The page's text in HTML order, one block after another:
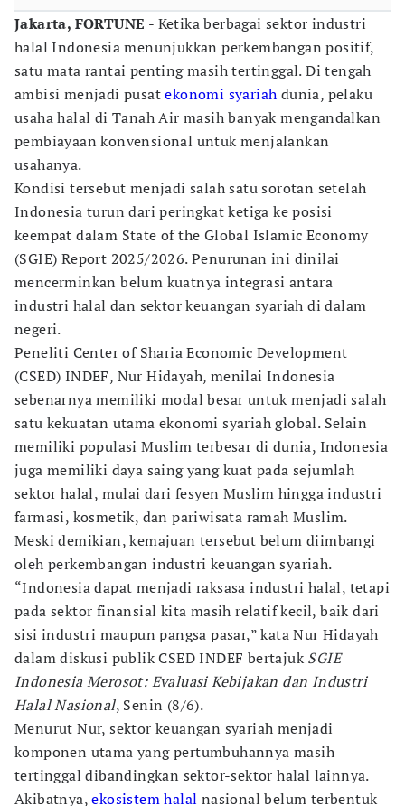
Jakarta, FORTUNE - Ketika berbagai sektor industri
halal Indonesia menunjukkan perkembangan positif,
satu mata rantai penting masih tertinggal. Di tengah
ambisi menjadi pusatekonomi syariah dunia, pelaku
usaha halal di Tanah Air masih banyak mengandalkan
pembiayaan konvensional untuk menjalankan
usahanya.
Kondisi tersebut menjadi salah satu sorotan setelah
Indonesia turun dari peringkat ketiga ke posisi
keempat dalam State of the Global Islamic Economy
(SGIE) Report 2025/2026. Penurunan ini dinilai
mencerminkan belum kuatnya integrasi antara
industri halal dan sektor keuangan syariah di dalam
negeri.
Peneliti Center of Sharia Economic Development
(CSED) INDEF, Nur Hidayah, menilai Indonesia
sebenarnya memiliki modal besar untuk menjadi salah
satu kekuatan utama ekonomi syariah global. Selain
memiliki populasi Muslim terbesar di dunia, Indonesia
juga memiliki daya saing yang kuat pada sejumlah
sektor halal, mulai dari fesyen Muslim hingga industri
farmasi, kosmetik, dan pariwisata ramah Muslim.
Meski demikian, kemajuan tersebut belum diimbangi
oleh perkembangan industri keuangan syariah.
“Indonesia dapat menjadi raksasa industri halal, tetapi
pada sektor finansial kita masih relatif kecil, baik dari
sisi industri maupun pangsa pasar,” kata Nur Hidayah
dalam diskusi publik CSED INDEF bertajukSGIE
Indonesia Merosot: Evaluasi Kebijakan dan Industri
Halal Nasional, Senin (8/6).
Menurut Nur, sektor keuangan syariah menjadi
komponen utama yang pertumbuhannya masih
tertinggal dibandingkan sektor-sektor halal lainnya.
Akibatnya,ekosistem halal nasional belum terbentuk